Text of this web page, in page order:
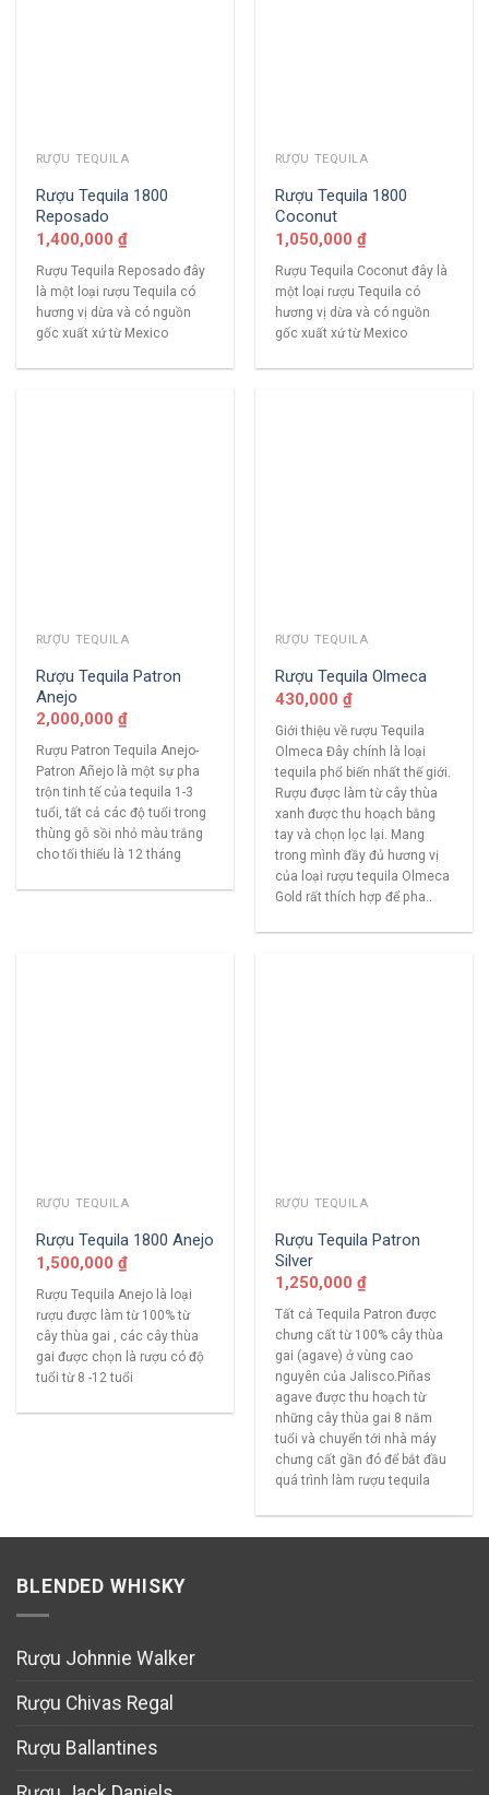
RƯỢU TEQUILA
Rượu Tequila 1800
Reposado
1,400,000 ₫
Rượu Tequila Reposado đây
là một loại rượu Tequila có
hương vị dừa và có nguồn
gốc xuất xứ từ Mexico
RƯỢU TEQUILA
Rượu Tequila 1800
Coconut
1,050,000 ₫
Rượu Tequila Coconut đây là
một loại rượu Tequila có
hương vị dừa và có nguồn
gốc xuất xứ từ Mexico
RƯỢU TEQUILA
Rượu Tequila Patron
Anejo
2,000,000 ₫
Rượu Patron Tequila Anejo-
Patron Añejo là một sự pha
trộn tinh tế của tequila 1-3
tuổi, tất cả các độ tuổi trong
thùng gỗ sồi nhỏ màu trắng
cho tối thiểu là 12 tháng
RƯỢU TEQUILA
Rượu Tequila Olmeca
430,000 ₫
Giới thiệu về rượu Tequila
Olmeca Đây chính là loại
tequila phổ biến nhất thế giới.
Rượu được làm từ cây thùa
xanh được thu hoạch bằng
tay và chọn lọc lại. Mang
trong mình đầy đủ hương vị
của loại rượu tequila Olmeca
Gold rất thích hợp để pha..
RƯỢU TEQUILA
Rượu Tequila 1800 Anejo
1,500,000 ₫
Rượu Tequila Anejo là loại
rượu được làm từ 100% từ
cây thùa gai , các cây thùa
gai được chọn là rượu có độ
tuổi từ 8 -12 tuổi
RƯỢU TEQUILA
Rượu Tequila Patron
Silver
1,250,000 ₫
Tất cả Tequila Patron được
chưng cất từ 100% cây thùa
gai (agave) ở vùng cao
nguyên của Jalisco.Piñas
agave được thu hoạch từ
những cây thùa gai 8 năm
tuổi và chuyển tới nhà máy
chưng cất gần đó để bắt đầu
quá trình làm rượu tequila
BLENDED WHISKY
Rượu Johnnie Walker
Rượu Chivas Regal
Rượu Ballantines